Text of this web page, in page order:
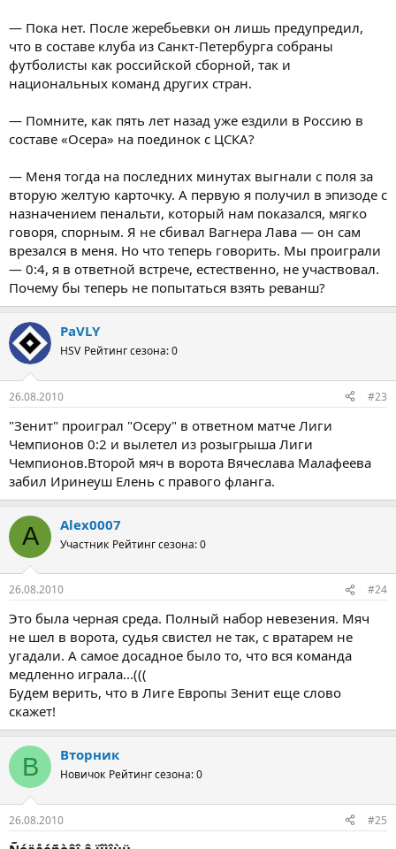
— Пока нет. После жеребьевки он лишь предупредил,
что в составе клуба из Санкт-Петербурга собраны
футболисты как российской сборной, так и
национальных команд других стран.
— Помните, как пять лет назад уже ездили в Россию в
составе «Осера» на поединок с ЦСКА?
— Меня тогда на последних минутах выгнали с поля за
вторую желтую карточку. А первую я получил в эпизоде с
назначением пенальти, который нам показался, мягко
говоря, спорным. Я не сбивал Вагнера Лава — он сам
врезался в меня. Но что теперь говорить. Мы проиграли
— 0:4, я в ответной встрече, естественно, не участвовал.
Почему бы теперь не попытаться взять реванш?
PaVLY
HSV Рейтинг сезона: 0
26.08.2010 #23
"Зенит" проиграл "Осеру" в ответном матче Лиги
Чемпионов 0:2 и вылетел из розыгрыша Лиги
Чемпионов.Второй мяч в ворота Вячеслава Малафеева
забил Иринеуш Елень с правого фланга.
A Alex0007
Участник Рейтинг сезона: 0
26.08.2010 #24
Это была черная среда. Полный набор невезения. Мяч
не шел в ворота, судья свистел не так, с вратарем не
угадали. А самое досадное было то, что вся команда
медленно играла...(((
Будем верить, что в Лиге Европы Зенит еще слово
скажет!
В Вторник
Новичок Рейтинг сезона: 0
26.08.2010 #25